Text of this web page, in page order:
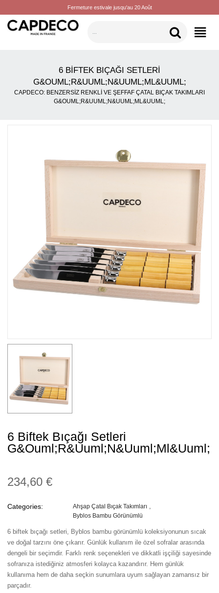
Fermeture estivale jusqu'au 20 Août
KATEGORILER
6 BIFTEK BIÇAĞI SETLERI
G&OUML;R&UUML;N&UUML;ML&UUML;
CAPDECO: BENZERSIZ RENKLI VE ŞEFFAF ÇATAL BIÇAK TAKIMLARI
G&OUML;R&UUML;N&UUML;ML&UUML;
6 Biftek Bıçağı Setleri
G&ouml;r&uuml;n&uuml;ml&uuml;
234,60 €
Categories:
Ahşap Çatal Bıçak Takımları
Byblos Bambu Görünümlü
6 biftek bıçağı setleri, Byblos bambu görünümlü koleksiyonunun sıcak
ve doğal tarzını öne çıkarır. Günlük kullanım ile özel sofralar arasında
dengeli bir seçimdir. Farklı renk seçenekleri ve dikkatli işçiliği sayesinde
sofranıza istediğiniz atmosferi kolayca kazandırır. Hem günlük
kullanıma hem de daha seçkin sunumlara uyum sağlayan zamansız bir
parçadır.